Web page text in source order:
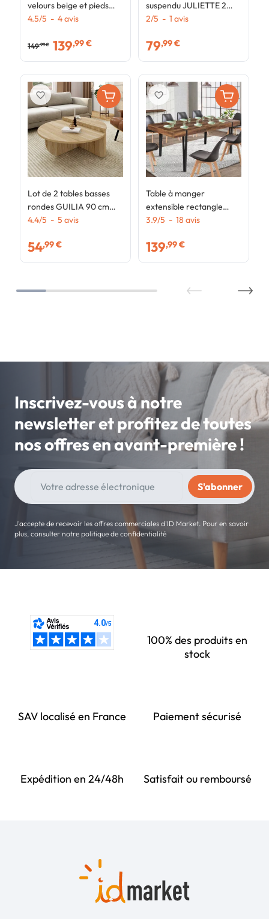
velours beige et pieds
effet bois pour salle à
4.5/5 - 4avis
149,99 € 139,99 €
Lot de 2 tables basses
rondes GUILIA 90 cm
asymétriques façon
4.4/5 - 5 avis
54,99 €
favorite_border
suspendu JULIETTE 2
portes plateau effet
bois coloris chêne
2/5 - 1 avis
79,99 €
Table à manger
extensible rectangle
AUSTRIA 6-10
pied épingle noir 160-
3.9/5 - 18 avis
139,99 €
favorite_border
Inscrivez-vous à notre
newsletter et profitez de toutes
nos offres en avant-première !
J'accepte de recevoir les offres commerciales d'ID Market. Pour en savoir
plus, consulter notre politique de confidentialité
100% des produits en
stock
SAV localisé en France Paiement sécurisé
Expédition en 24/48h Satisfait ou remboursé